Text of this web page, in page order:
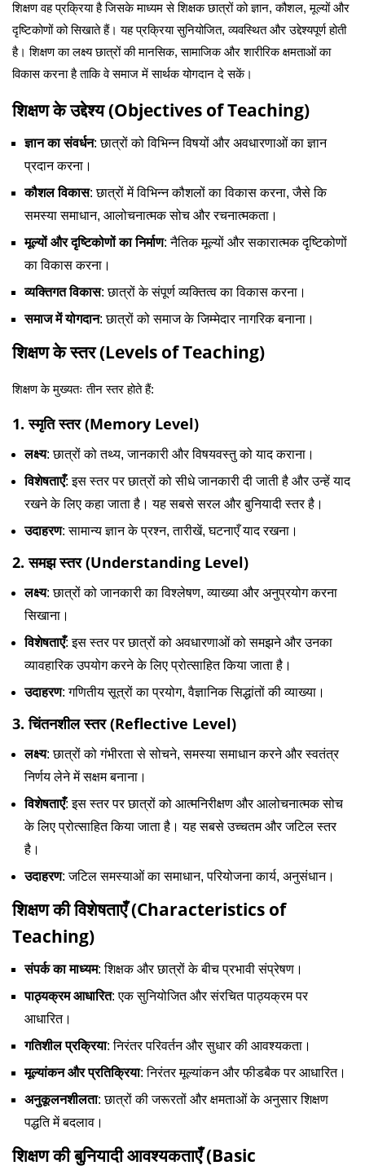
शिक्षण वह प्रक्रिया है जिसके माध्यम से शिक्षक छात्रों को ज्ञान, कौशल, मूल्यों और
दृष्टिकोणों को सिखाते हैं। यह प्रक्रिया सुनियोजित, व्यवस्थित और उद्देश्यपूर्ण होती
है। शिक्षण का लक्ष्य छात्रों की मानसिक, सामाजिक और शारीरिक क्षमताओं का
विकास करना है ताकि वे समाज में सार्थक योगदान दे सकें।
शिक्षण के उद्देश्य (Objectives of Teaching)
ज्ञान का संवर्धन: छात्रों को विभिन्न विषयों और अवधारणाओं का ज्ञान
प्रदान करना।
कौशल विकास: छात्रों में विभिन्न कौशलों का विकास करना, जैसे कि
समस्या समाधान, आलोचनात्मक सोच और रचनात्मकता।
मूल्यों और दृष्टिकोणों का निर्माण: नैतिक मूल्यों और सकारात्मक दृष्टिकोणों
का विकास करना।
व्यक्तिगत विकास: छात्रों के संपूर्ण व्यक्तित्व का विकास करना।
समाज में योगदान: छात्रों को समाज के जिम्मेदार नागरिक बनाना।
शिक्षण के स्तर (Levels of Teaching)
शिक्षण के मुख्यतः तीन स्तर होते हैं:
1. स्मृति स्तर (Memory Level)
लक्ष्य: छात्रों को तथ्य, जानकारी और विषयवस्तु को याद कराना।
विशेषताएँ: इस स्तर पर छात्रों को सीधे जानकारी दी जाती है और उन्हें याद
रखने के लिए कहा जाता है। यह सबसे सरल और बुनियादी स्तर है।
उदाहरण: सामान्य ज्ञान के प्रश्न, तारीखें, घटनाएँ याद रखना।
2. समझ स्तर (Understanding Level)
लक्ष्य: छात्रों को जानकारी का विश्लेषण, व्याख्या और अनुप्रयोग करना
सिखाना।
विशेषताएँ: इस स्तर पर छात्रों को अवधारणाओं को समझने और उनका
व्यावहारिक उपयोग करने के लिए प्रोत्साहित किया जाता है।
उदाहरण: गणितीय सूत्रों का प्रयोग, वैज्ञानिक सिद्धांतों की व्याख्या।
3. चिंतनशील स्तर (Reflective Level)
लक्ष्य: छात्रों को गंभीरता से सोचने, समस्या समाधान करने और स्वतंत्र
निर्णय लेने में सक्षम बनाना।
विशेषताएँ: इस स्तर पर छात्रों को आत्मनिरीक्षण और आलोचनात्मक सोच
के लिए प्रोत्साहित किया जाता है। यह सबसे उच्चतम और जटिल स्तर
है।
उदाहरण: जटिल समस्याओं का समाधान, परियोजना कार्य, अनुसंधान।
शिक्षण की विशेषताएँ (Characteristics of
Teaching)
संपर्क का माध्यम: शिक्षक और छात्रों के बीच प्रभावी संप्रेषण।
पाठ्यक्रम आधारित: एक सुनियोजित और संरचित पाठ्यक्रम पर
आधारित।
गतिशील प्रक्रिया: निरंतर परिवर्तन और सुधार की आवश्यकता।
मूल्यांकन और प्रतिक्रिया: निरंतर मूल्यांकन और फीडबैक पर आधारित।
अनुकूलनशीलता: छात्रों की जरूरतों और क्षमताओं के अनुसार शिक्षण
पद्धति में बदलाव।
शिक्षण की बुनियादी आवश्यकताएँ (Basic